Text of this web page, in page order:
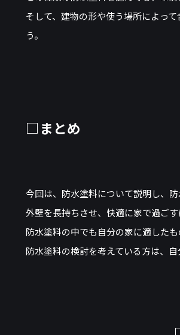
そして、建物の形や使う場所によっ
う。
□まとめ
今回は、防水塗料について説明し、
外壁を長持ちさせ、快適に家で過ご
防水塗料の中でも自分の家に適したも
防水塗料の検討を考えている方は、